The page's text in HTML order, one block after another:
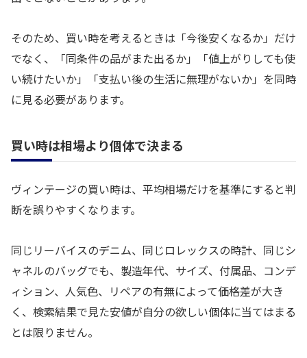
そのため、買い時を考えるときは「今後安くなるか」だけ
でなく、「同条件の品がまた出るか」「値上がりしても使
い続けたいか」「支払い後の生活に無理がないか」を同時
に見る必要があります。
買い時は相場より個体で決まる
ヴィンテージの買い時は、平均相場だけを基準にすると判
断を誤りやすくなります。
同じリーバイスのデニム、同じロレックスの時計、同じシ
ャネルのバッグでも、製造年代、サイズ、付属品、コンデ
ィション、人気色、リペアの有無によって価格差が大き
く、検索結果で見た安値が自分の欲しい個体に当てはまる
とは限りません。